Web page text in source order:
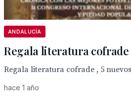
ANDALUCÍA
Regala literatura cofrade
Regala literatura cofrade , 5
hace 1 año